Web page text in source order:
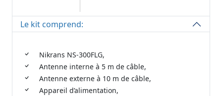
Le kit comprend:
Nikrans NS-300FLG,
Antenne interne à 5 m de câble,
Antenne externe à 10 m de câble,
Appareil d’alimentation,